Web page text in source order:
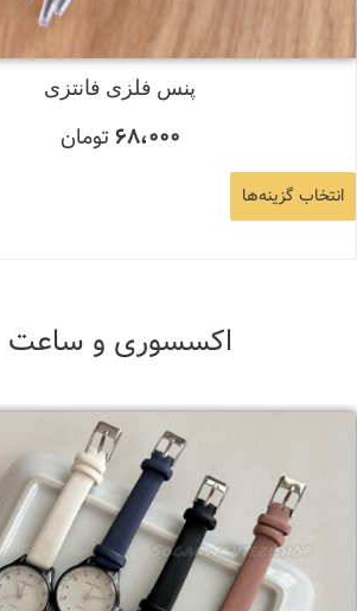
پنس فلزی فانتزی
68،000تومان
انتخاب گزینه‌ها
اکسسوری و ساعت